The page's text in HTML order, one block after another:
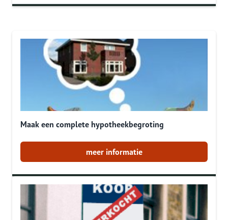
Maak een complete hypotheekbegroting
meer informatie